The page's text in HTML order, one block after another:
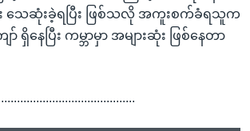
း သေဆုံးခဲ့ရပြီး ဖြစ်သလို အကူးစက်ခံရသူက
ရှိနေပြီး ကမ္ဘာမှာ အများဆုံး ဖြစ်နေတာ